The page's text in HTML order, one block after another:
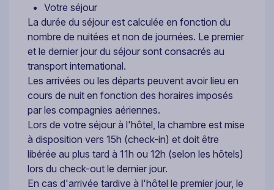
Votre séjour
La durée du séjour est calculée en fonction du
nombre de nuitées et non de journées. Le premier
et le dernier jour du séjour sont consacrés au
transport international.
Les arrivées ou les départs peuvent avoir lieu en
cours de nuit en fonction des horaires imposés
par les compagnies aériennes.
Lors de votre séjour à l'hôtel, la chambre est mise
à disposition vers 15h (check-in) et doit être
libérée au plus tard à 11h ou 12h (selon les hôtels)
lors du check-out le dernier jour.
En cas d'arrivée tardive à l'hôtel le premier jour, le